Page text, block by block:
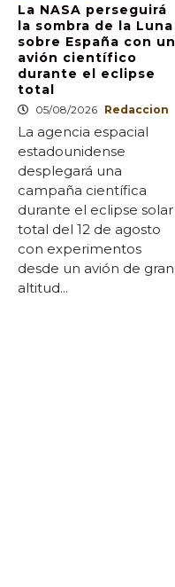
La NASA perseguirá
la sombra de la Luna
sobre España con un
avión científico
durante el eclipse
total
05/08/2026 Redaccion
La agencia espacial
estadounidense
desplegará una
campaña científica
durante el eclipse solar
total del 12 de agosto
con experimentos
desde un avión de gran
altitud...